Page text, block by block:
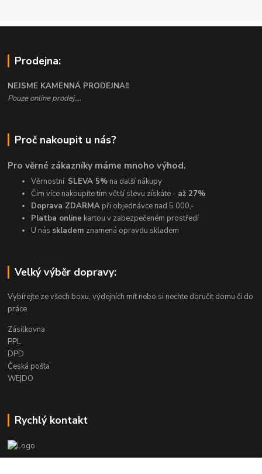
Prodejna:
NEJSME KAMENNÁ PRODEJNA!!
Pouze online prodej....
Proč nakoupit u nás?
Pro věrné zákazníky máme mnoho výhod.
Věrnostní SLEVA 5% na další nákupy
Čím více nakoupíte tím větší slevu získáte - až 27%
Doprava ZDARMA při objednávce nad 5.000,-
Platba online kartou v zabezpečeném prostředí
U nás skladem znamená opravdu skladem
Velký výběr dopravy:
Vybírejte ze všech boxu, výdejních mít nebo si nechte doručit domu či do
práce.
Zásilkovna
PPL
DPD
Česká pošta
WE|DO
Rychlý kontakt